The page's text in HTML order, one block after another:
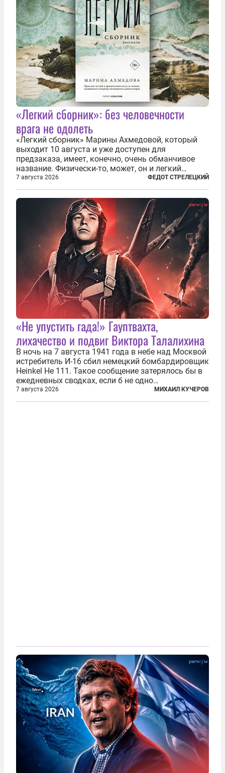
«Легкий сборник»: без человечности
врага не одолеть
«Легкий сборник» Марины Ахмедовой, который
выходит 10 августа и уже доступен для
предзаказа, имеет, конечно, очень обманчивое
название. Физически-то, может, он и легкий
относительно. Но метафизически —
безотносительно тяжелый. Десять рассказов,
каждый из которых напрямую или косвенно (в
основном —...
7 августа 2026 ФЕДОТ СТРЕЛЕЦКИЙ
«Не упустить гада!» Гауптвахта,
лихачество и подвиг Виктора Талалихина
В ночь на 7 августа 1941 года в небе над Москвой
истребитель И-16 сбил немецкий бомбардировщик
Heinkel He 111. Такое сообщение затерялось бы в
ежедневных сводках, если б не одно
обстоятельство. Это был один из первых в
истории отечественной авиации ночных таранов.
7 августа 2026 МИХАИЛ КУЧЕРОВ